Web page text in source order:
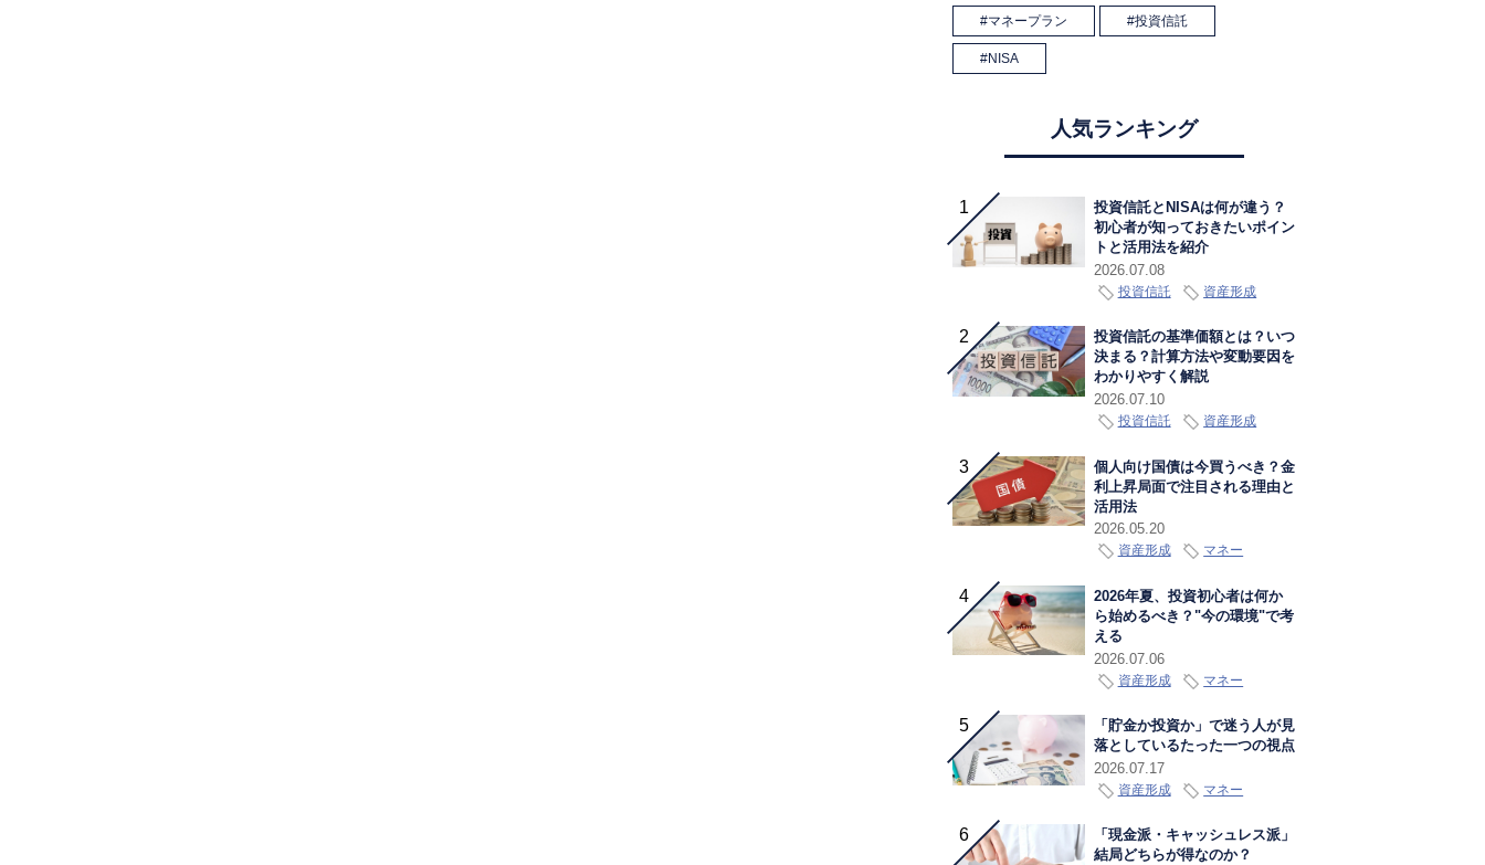
マネープラン 投資信託
NISA
人気ランキング
投資信託とNISAは何が違う？
初心者が知っておきたいポイン
トと活用法を紹介
2026.07.08
投資信託 資産形成
投資信託の基準価額とは？いつ
決まる？計算方法や変動要因を
わかりやすく解説
2026.07.10
投資信託 資産形成
個人向け国債は今買うべき？金
利上昇局面で注目される理由と
活用法
2026.05.20
資産形成 マネー
2026年夏、投資初心者は何か
ら始めるべき？"今の環境"で考
える
2026.07.06
資産形成 マネー
「貯金か投資か」で迷う人が見
落としているたった一つの視点
2026.07.17
資産形成 マネー
「現金派・キャッシュレス派」
結局どちらが得なのか？